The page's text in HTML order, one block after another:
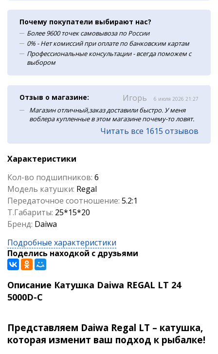
Почему покупатели выбирают нас?
Более 9600 точек самовывоза по России
0% - Нет комиссий при оплате по банковским картам
Профессиональные консультации - всегда поможем с
выбором
Отзыв о магазине: Игорь 6 июля 2026 21:27
Магазин отличный,заказ доставили быстро. У меня
воблера купленные в этом магазине почему-то ловят.
Читать все 1615 отзывов
Характеристики
Кол-во подшипников: 6
Модель катушки: Regal
Передаточное соотношение: 5.2:1
Т.Габариты: 25*15*20
Бренд: Daiwa
Подробные характеристики
Поделись находкой с друзьями
Описание Катушка Daiwa REGAL LT 24
5000D-C
Представляем Daiwa Regal LT – катушка,
которая изменит ваш подход к рыбалке!